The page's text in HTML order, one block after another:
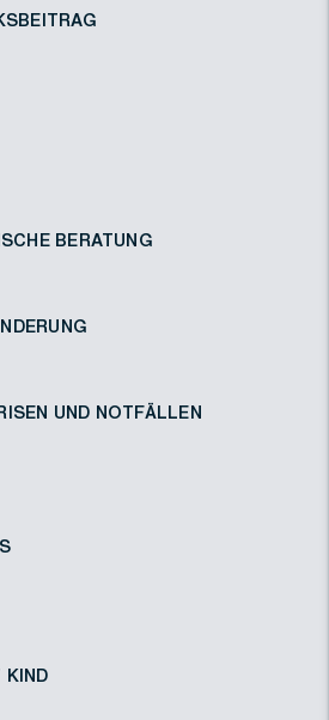
BERATUNG
UND NOTFÄLLEN
KIND